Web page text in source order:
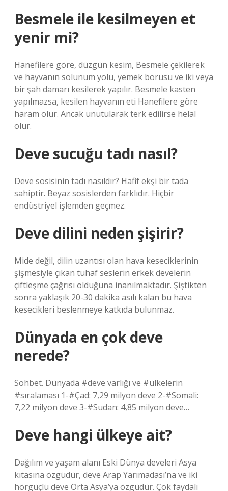
Besmele ile kesilmeyen et
yenir mi?
Hanefilere göre, düzgün kesim, Besmele çekilerek
ve hayvanın solunum yolu, yemek borusu ve iki veya
bir şah damarı kesilerek yapılır. Besmele kasten
yapılmazsa, kesilen hayvanın eti Hanefilere göre
haram olur. Ancak unutularak terk edilirse helal
olur.
Deve sucuğu tadı nasıl?
Deve sosisinin tadı nasıldır? Hafif ekşi bir tada
sahiptir. Beyaz sosislerden farklıdır. Hiçbir
endüstriyel işlemden geçmez.
Deve dilini neden şişirir?
Mide değil, dilin uzantısı olan hava keseciklerinin
şişmesiyle çıkan tuhaf seslerin erkek develerin
çiftleşme çağrısı olduğuna inanılmaktadır. Şiştikten
sonra yaklaşık 20-30 dakika asılı kalan bu hava
kesecikleri beslenmeye katkıda bulunmaz.
Dünyada en çok deve
nerede?
Sohbet. Dünyada #deve varlığı ve #ülkelerin
#sıralaması 1-#Çad: 7,29 milyon deve 2-#Somali:
7,22 milyon deve 3-#Sudan: 4,85 milyon deve…
Deve hangi ülkeye ait?
Dağılım ve yaşam alanı Eski Dünya develeri Asya
kıtasına özgüdür, deve Arap Yarımadası’na ve iki
hörgüçlü deve Orta Asya’ya özgüdür. Çok faydalı